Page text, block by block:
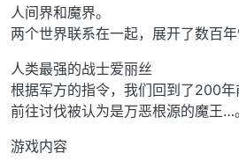
人间界和魔界。
两个世界联系在一起，展开了数百年
人类最强的战士爱丽丝
根据军方的指令，我们回到了200年
前往讨伐被认为是万恶根源的魔王…。
游戏内容